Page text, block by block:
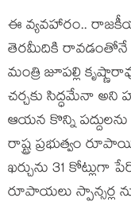
ఈ వ్య‌వ‌హారం..
తెర‌మీదికి రావ‌డంతోనే
మంత్రి జూప‌ల్లి
చ‌ర్చ‌కు సిద్ధ‌మేనా అని
ఆయ‌న కొన్ని
రాష్ట్ర ప్ర‌భుత్వం
ఖ‌ర్చును 31 కోట్లుగా
రూపాయ‌లు స్పాన్స‌ర్ల